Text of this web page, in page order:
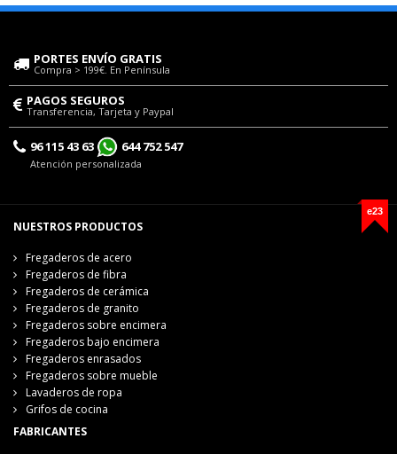
PORTES ENVÍO GRATIS
Compra > 199€. En Península
PAGOS SEGUROS
Transferencia, Tarjeta y Paypal
96 115 43 63 644 752 547
Atención personalizada
e23
NUESTROS PRODUCTOS
Fregaderos de acero
Fregaderos de fibra
Fregaderos de cerámica
Fregaderos de granito
Fregaderos sobre encimera
Fregaderos bajo encimera
Fregaderos enrasados
Fregaderos sobre mueble
Lavaderos de ropa
Grifos de cocina
FABRICANTES